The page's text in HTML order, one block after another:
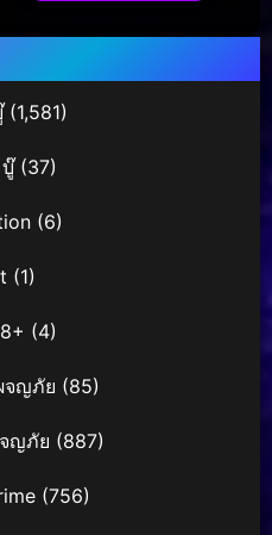
(1,581)
(37)
(6)
(1)
(4)
จญภัย (85)
ญภัย (887)
(756)